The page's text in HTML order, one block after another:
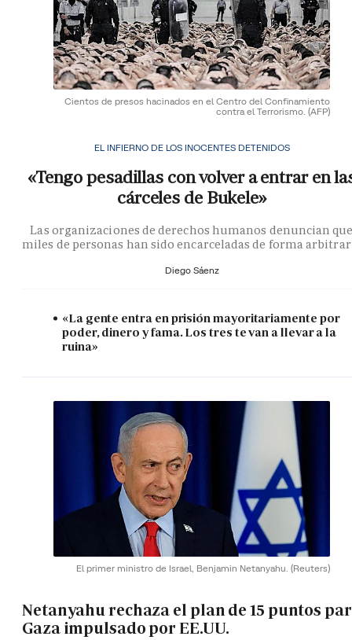
Cientos de presos hacinados en el Centro del Confinamiento
contra el Terrorismo. (AFP)
EL INFIERNO DE LOS INOCENTES DETENIDOS
«Tengo pesadillas con volver a entrar en
cárceles de Bukele»
Las organizaciones de derechos humanos denuncian
miles de personas han sido encarceladas de forma
Diego Sáenz
«La gente entra en prisión mayoritariamente por
poder, dinero y fama. Los tres te van a llevar a la
ruina»
El primer ministro de Israel, Benjamin Netanyahu. (Reuters)
Netanyahu rechaza el plan de 15 puntos
Gaza impulsado por EE.UU.